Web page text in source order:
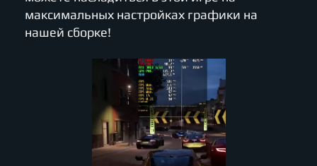
максимальных настройках графики на
нашей сборке!